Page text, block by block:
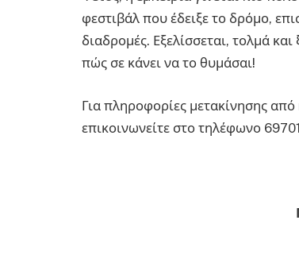
φεστιβάλ που έδειξε το δρόμο,
διαδρομές. Εξελίσσεται, τολμά
πώς σε κάνει να το θυμάσαι!
Για πληροφορίες μετακίνησης
επικοινωνείτε στο τηλέφωνο